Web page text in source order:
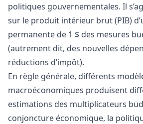
politiques gouvernementales. Il
sur le produit intérieur brut (PIB)
permanente de 1 $ des mesures
(autrement dit, des nouvelles
réductions d’impôt).
En règle générale, différents
macroéconomiques produisent
estimations des multiplicateurs
conjoncture économique, la